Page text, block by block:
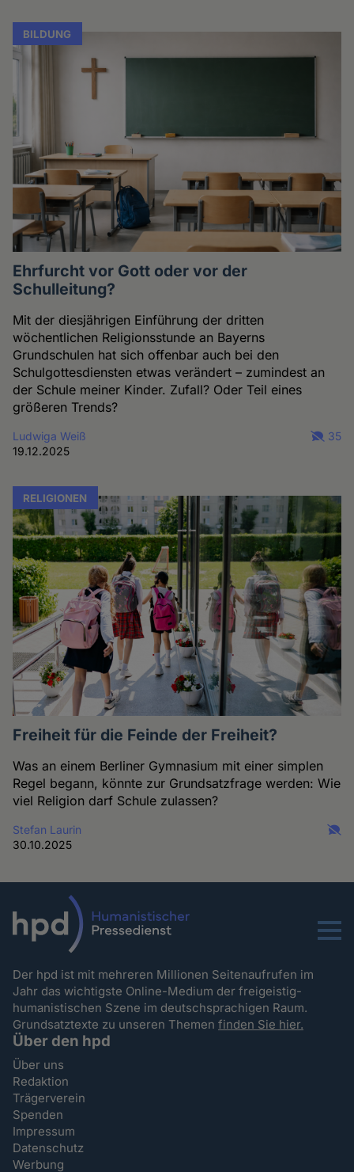
BILDUNG
Ehrfurcht vor Gott oder vor der
Schulleitung?
Mit der diesjährigen Einführung der dritten
wöchentlichen Religionsstunde an Bayerns
Grundschulen hat sich offenbar auch bei den
Schulgottesdiensten etwas verändert – zumindest an
der Schule meiner Kinder. Zufall? Oder Teil eines
größeren Trends?
Ludwiga Weiß
19.12.2025
35
RELIGIONEN
Freiheit für die Feinde der Freiheit?
Was an einem Berliner Gymnasium mit einer simplen
Regel begann, könnte zur Grundsatzfrage werden: Wie
viel Religion darf Schule zulassen?
Stefan Laurin
30.10.2025
Menu
Der hpd ist mit mehreren Millionen Seitenaufrufen im
Jahr das wichtigste Online-Medium der freigeistig-
humanistischen Szene im deutschsprachigen Raum.
Grundsatztexte zu unseren Themenfinden Sie hier.
Über den hpd
Über uns
Redaktion
Trägerverein
Spenden
Impressum
Datenschutz
Werbung